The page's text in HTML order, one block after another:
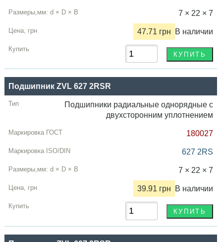
7 × 22 × 7
47.71 грн В наличии
Подшипник ZVL 627 2RSR
Подшипники радиальные однорядные с
двухсторонним уплотнением
180027
627 2RS
7 × 22 × 7
39.91 грн В наличии